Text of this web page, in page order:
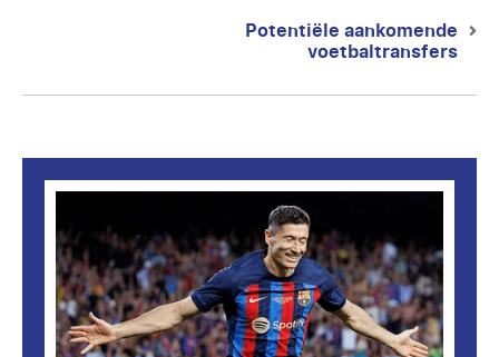
Potentiële aankomende
voetbaltransfers